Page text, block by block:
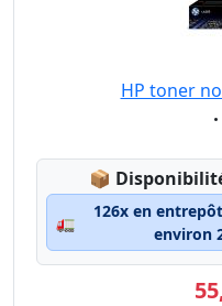
HP toner
📦
🚛
126x en
environ